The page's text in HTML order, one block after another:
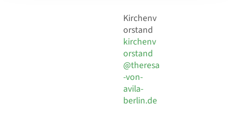
Kirchenv
orstand
kirchenv
orstand
@theresa
-von-
avila-
berlin.de